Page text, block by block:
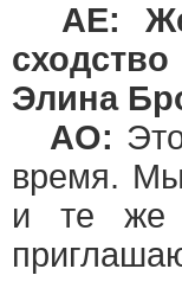
AE:
Элина
АО:
время.
и те же